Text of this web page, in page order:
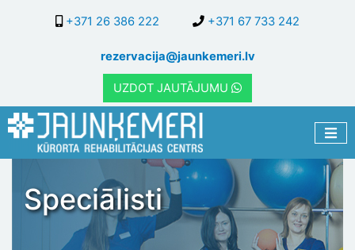
galveno
saturu
+371 26 386 222 +371 67 733 242
rezervacija@jaunkemeri.lv
UZDOT JAUTĀJUMU
Speciālisti